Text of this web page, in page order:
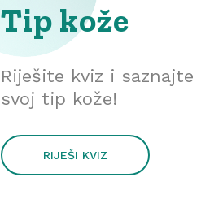
Tip kože
Riješite kviz i saznajte
svoj tip kože!
RIJEŠI KVIZ